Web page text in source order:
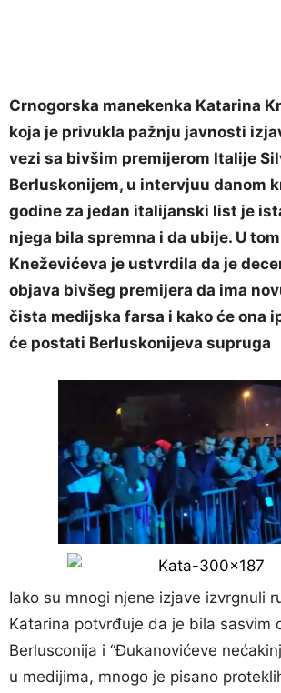
Crnogorska manekenka Katarina
koja je privukla pažnju javnosti
vezi sa bivšim premijerom Italije
Berluskonijem, u intervjuu danom
godine za jedan italijanski list je
njega bila spremna i da ubije. U
Kneževićeva je ustvrdila da je
objava bivšeg premijera da ima
čista medijska farsa i kako će ona
će postati Berluskonijeva supruga
Iako su mnogi njene izjave izvrgnuli
Katarina potvrđuje da je bila sasvim
Berlusconija i “Đukanovićeve
u medijima, mnogo je pisano